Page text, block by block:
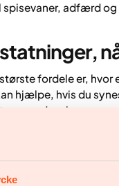
adfærd og
fordele er,
hjælpe, hvis du
med og kan være
når du er på
motivationen og